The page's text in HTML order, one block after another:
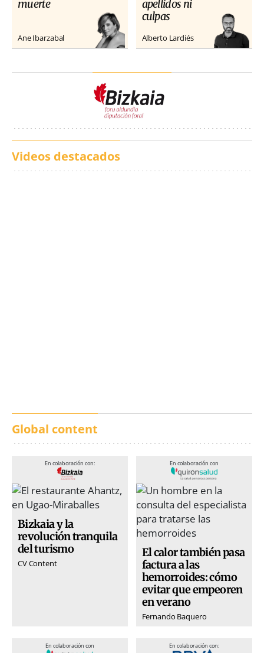
muerte
Ane Ibarzabal
apellidos ni
culpas
Alberto Lardiés
Videos destacados
Global content
En colaboración con:
Bizkaia y la
revolución tranquila
del turismo
CV Content
En colaboración con
El calor también pasa
factura a las
hemorroides: cómo
evitar que empeoren
en verano
Fernando Baquero
En colaboración con En colaboración con: